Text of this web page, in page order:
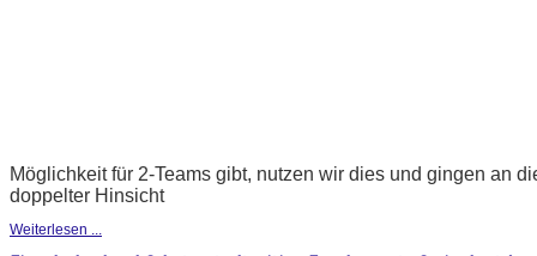
Möglichkeit für 2-Teams gibt, nutzen wir dies und gingen an
doppelter Hinsicht
Weiterlesen ...